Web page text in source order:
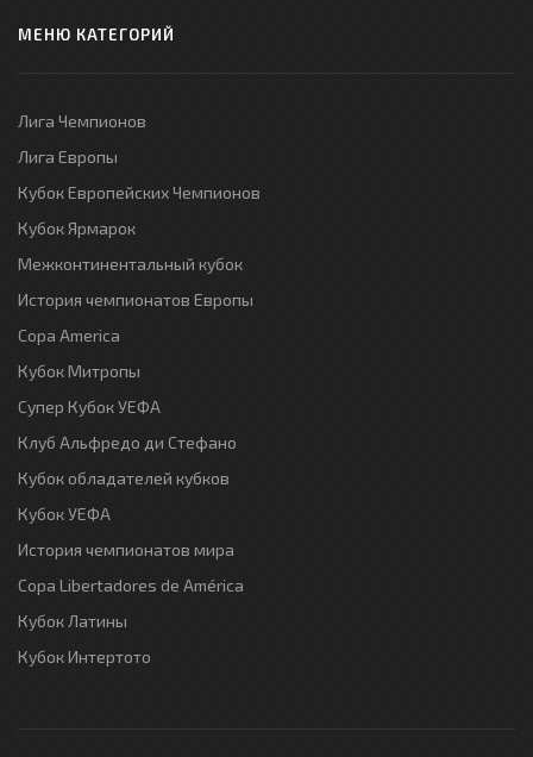
МЕНЮ КАТЕГОРИЙ
Лига Чемпионов
Лига Европы
Кубок Европейских Чемпионов
Кубок Ярмарок
Межконтинентальный кубок
История чемпионатов Европы
Copa America
Кубок Митропы
Супер Кубок УЕФА
Клуб Альфредо ди Стефано
Кубок обладателей кубков
Кубок УЕФА
История чемпионатов мира
Copa Libertadores de América
Кубок Латины
Кубок Интертото